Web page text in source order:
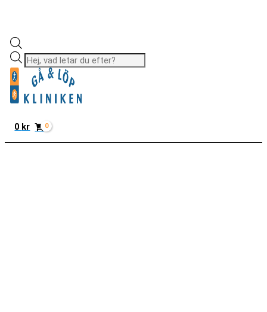
Produktsökning
0 kr